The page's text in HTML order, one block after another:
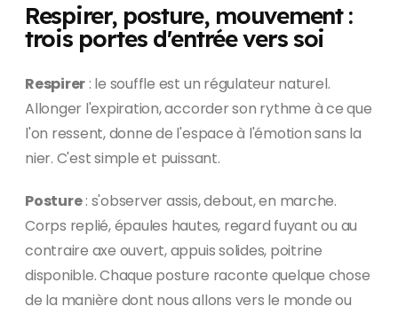
Respirer, posture, mouvement :
trois portes d'entrée vers soi
Respirer : le souffle est un régulateur naturel.
Allonger l'expiration, accorder son rythme à ce que
l'on ressent, donne de l'espace à l'émotion sans la
nier. C'est simple et puissant.
Posture: s'observer assis, debout, en marche.
Corps replié, épaules hautes, regard fuyant ou au
contraire axe ouvert, appuis solides, poitrine
disponible. Chaque posture raconte quelque chose
de la manière dont nous allons vers le monde ou